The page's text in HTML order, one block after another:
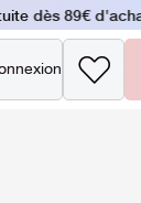
dès 89€ d'achat